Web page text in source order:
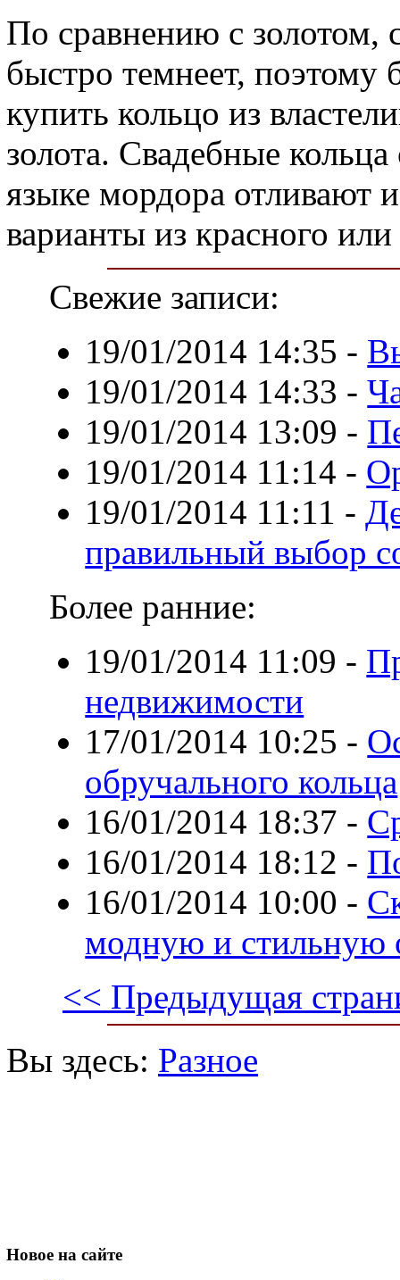
По сравнению с золотом,
быстро темнеет, поэтому
купить кольцо из
золота. Свадебные
языке мордора отливают
варианты из красного
Свежие записи:
19/01/2014 14:35 -
19/01/2014 14:33 -
19/01/2014 13:09 -
19/01/2014 11:14 -
19/01/2014 11:11 -
правильный выбор
Более ранние:
19/01/2014 11:09 -
недвижимости
17/01/2014 10:25 -
обручального кольца
16/01/2014 18:37 -
16/01/2014 18:12 -
16/01/2014 10:00 -
модную и стильную
<< Предыдущая
Вы здесь: Разное
Новое на сайте